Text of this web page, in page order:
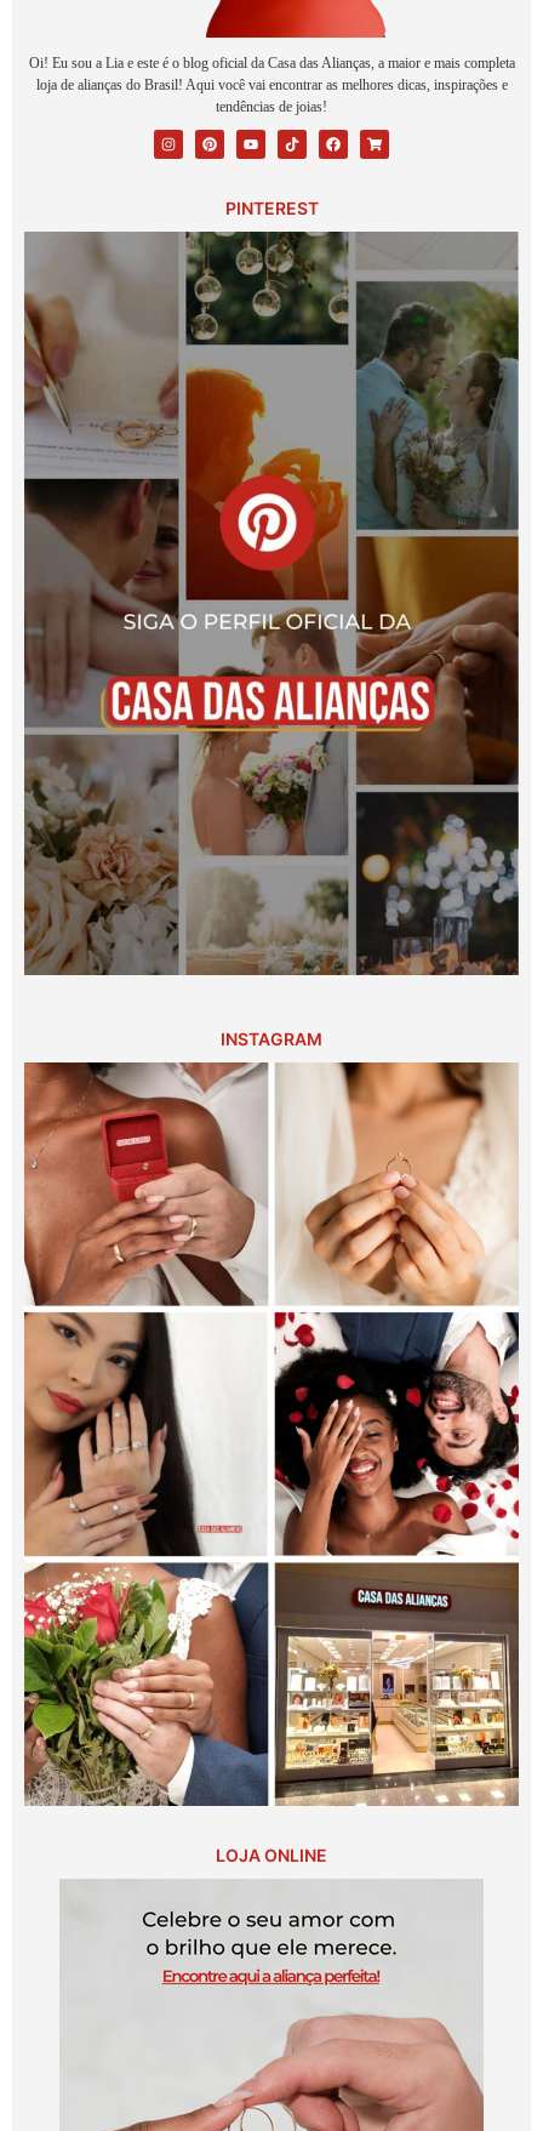
Oi! Eu sou a Lia e este é o blog oficial da Casa das Alianças, a maior e mais completa
loja de alianças do Brasil! Aqui você vai encontrar as melhores dicas, inspirações e
tendências de joias!
PINTEREST
INSTAGRAM
LOJA ONLINE